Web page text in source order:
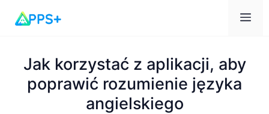
Jak korzystać z aplikacji, aby
poprawić rozumienie języka
angielskiego